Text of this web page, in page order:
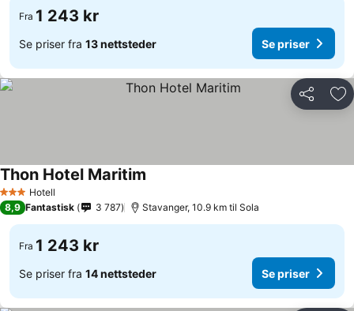
Fra 1 243 kr
Se priser fra 13 nettsteder Se priser
Del
3 StjernerHotell
Thon Hotel Maritim
8,9 Fantastisk 3 787 Stavanger, 10.9 km til Sola
Fra 1 243 kr
Se priser fra 14 nettsteder Se priser